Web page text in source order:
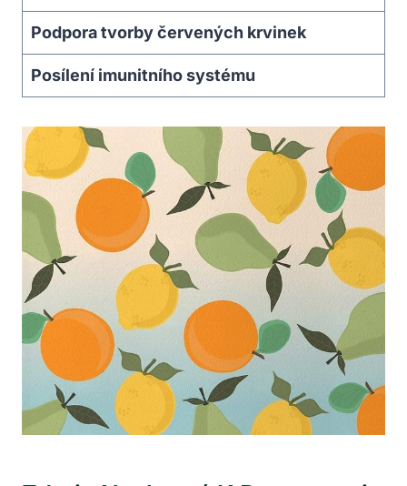
Podpora tvorby červených krvinek
Posílení imunitního systému